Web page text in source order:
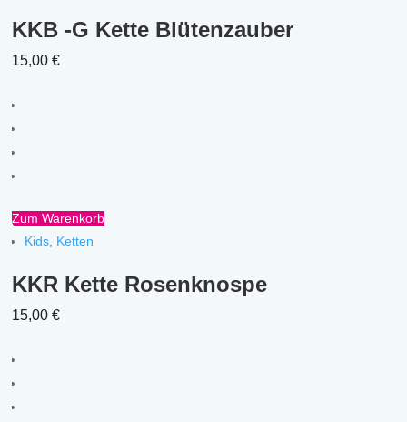
KKB -G Kette Blütenzauber
15,00€
Zum Warenkorb
Kids Ketten
KKR Kette Rosenknospe
15,00€